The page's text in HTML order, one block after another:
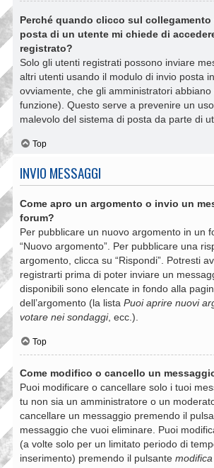
Perché quando clicco sul collegamento
posta di un utente mi chiede di
registrato?
Solo gli utenti registrati possono inviare
altri utenti usando il modulo di invio posta
ovviamente, che gli amministratori abbiano
funzione). Questo serve a prevenire un
malevolo del sistema di posta da parte di
Top
INVIO MESSAGGI
Come apro un argomento o invio un
forum?
Per pubblicare un nuovo argomento in un
“Nuovo argomento”. Per pubblicare una
argomento, clicca su “Rispondi”. Potresti
registrarti prima di poter inviare un
disponibili sono elencate in fondo alla
dell’argomento (la lista Puoi aprire nuovi
votare nei sondaggi, ecc.).
Top
Come modifico o cancello un
Puoi modificare o cancellare solo i tuoi
tu non sia un amministratore o un
cancellare un messaggio premendo il
messaggio che vuoi eliminare. Puoi
(a volte solo per un limitato periodo di
inserimento) premendo il pulsante modifica